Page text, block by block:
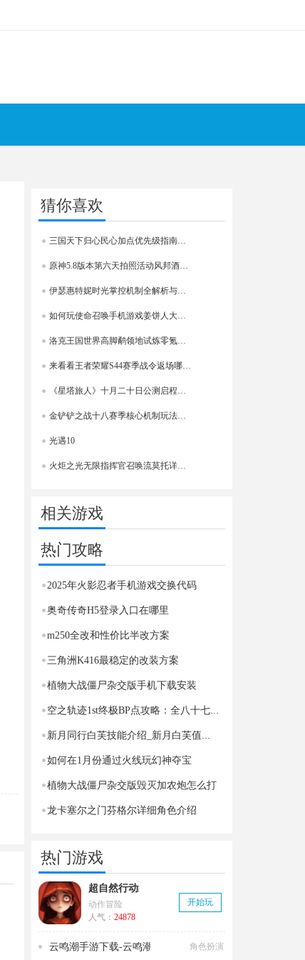
猜你喜欢
三国天下归心民心加点优先级指南：英雄优先策略
原神5.8版本第六天拍照活动风邦酒祝落银之山留影详细攻略
伊瑟惠特妮时光掌控机制全解析与打法推荐
如何玩使命召唤手机游戏姜饼人大作战
洛克王国世界高脚鹬领地试炼零氪平民稳过打法详细攻略
来看看王者荣耀S44赛季战令返场哪些皮肤值得优先兑换
《星塔旅人》十月二十日公测启程邀你探索星际奇幻之旅
金铲铲之战十八赛季核心机制玩法全面解读带你快速上手
光遇10
火炬之光无限指挥官召唤流莫托详细介绍
相关游戏
热门攻略
2025年火影忍者手机游戏交换代码
奥奇传奇H5登录入口在哪里
m250全改和性价比半改方案
三角洲K416最稳定的改装方案
植物大战僵尸杂交版手机下载安装
空之轨迹1st终极BP点攻略：全八十七任务详解与完美通关
新月同行白芙技能介绍_新月白芙值得培养吗
如何在1月份通过火线玩幻神夺宝
植物大战僵尸杂交版毁灭加农炮怎么打
龙卡塞尔之门芬格尔详细角色介绍
热门游戏
超自然行动组官方正版下载_v1.14.21
动作冒险
人气： 24878
开始玩
云鸣潮手游下载-云鸣潮官服下载角色扮演